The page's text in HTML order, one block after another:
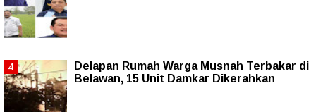
Delapan Rumah Warga Musnah Terbakar di
Belawan, 15 Unit Damkar Dikerahkan